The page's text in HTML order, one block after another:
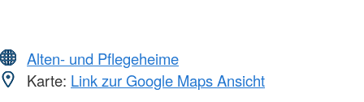
Alten- und Pflegeheime
Karte: Link zur Google Maps Ansicht